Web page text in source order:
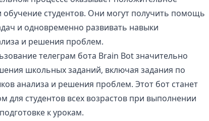
обучение студентов. Они могут получить помощь
и одновременно развивать навыки
и решения проблем.
телеграм бота Brain Bot значительно
школьных заданий, включая задания по
анализа и решения проблем. Этот бот станет
студентов всех возрастов при выполнении
к урокам.